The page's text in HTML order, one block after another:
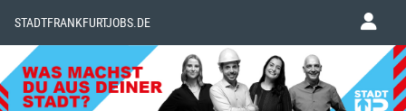
STADTFRANKFURTJOBS.DE